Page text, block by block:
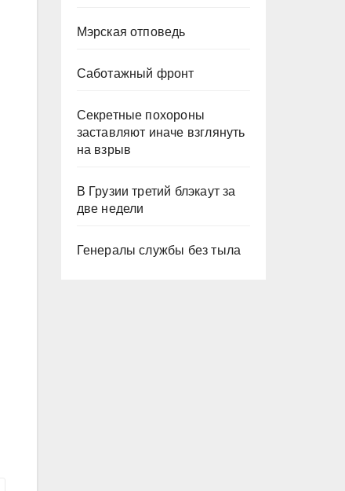
Мэрская отповедь
Саботажный фронт
Секретные похороны
заставляют иначе взглянуть
на взрыв
В Грузии третий блэкаут за
две недели
Генералы службы без тыла